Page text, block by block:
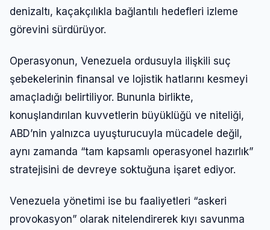
denizaltı, kaçakçılıkla bağlantılı hedefleri izleme
görevini sürdürüyor.
Operasyonun, Venezuela ordusuyla ilişkili suç
şebekelerinin finansal ve lojistik hatlarını kesmeyi
amaçladığı belirtiliyor. Bununla birlikte,
konuşlandırılan kuvvetlerin büyüklüğü ve niteliği,
ABD’nin yalnızca uyuşturucuyla mücadele değil,
aynı zamanda “tam kapsamlı operasyonel hazırlık”
stratejisini de devreye soktuğuna işaret ediyor.
Venezuela yönetimi ise bu faaliyetleri “askeri
provokasyon” olarak nitelendirerek kıyı savunma